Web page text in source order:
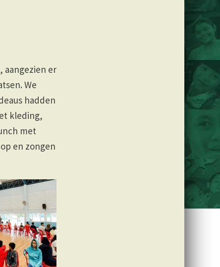
aangezien er
We
hadden
kleding,
met
en zongen